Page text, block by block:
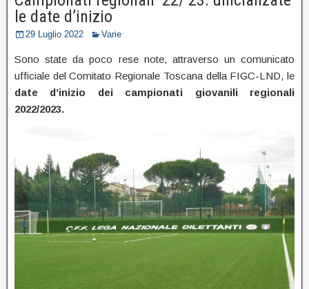
le date d’inizio
29 Luglio 2022 Varie
Sono state da poco rese note, attraverso un comunicato
ufficiale del Comitato Regionale Toscana della FIGC-LND, le
date d’inizio dei campionati giovanili regionali
2022/2023.